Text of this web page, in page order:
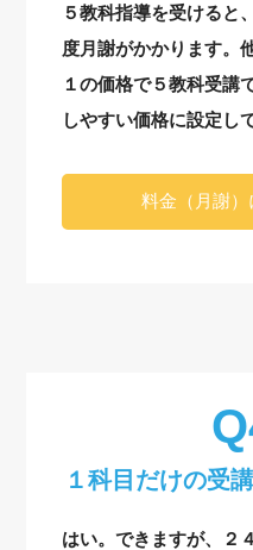
５教科指導を受けると
度月謝がかかります。
１の価格で５教科受講
しやすい価格に設定し
料金（月謝）
１科目だけの受
はい。できますが、２